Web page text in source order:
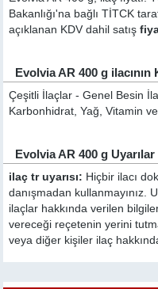
Bakanlığı'na bağlı TİTCK
açıklanan KDV dahil satış
Evolvia AR 400 g
Çeşitli İlaçlar - Genel Besin
Karbonhidrat, Yağ, Vitamin
Evolvia AR 400 g Uyarılar
ilaç tr uyarısı: Hiçbir ilacı
danışmadan kullanmayınız.
ilaçlar hakkında verilen
vereceği reçetenin yerini
veya diğer kişiler ilaç